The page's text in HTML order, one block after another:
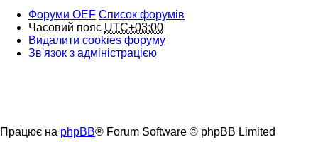
Форуми OEF Список форумів
Часовий пояс UTC+03:00
Видалити cookies форуму
Зв'язок з адміністрацією
Працює на phpBB® Forum Software © phpBB Limited